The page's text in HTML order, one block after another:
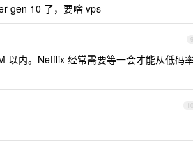
gen 10 了，要啥 vps
9
以内。Netflix 经常需要等一会才能从低码
10